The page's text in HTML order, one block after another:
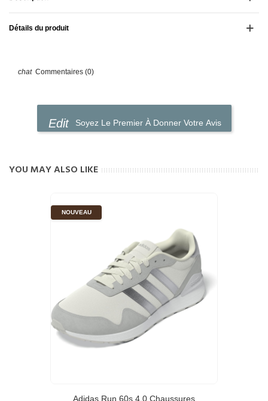
Détails du produit
Commentaires (0)
Soyez Le Premier À Donner Votre Avis
YOU MAY ALSO LIKE
NOUVEAU
Adidas Run 60s 4.0 Chaussures